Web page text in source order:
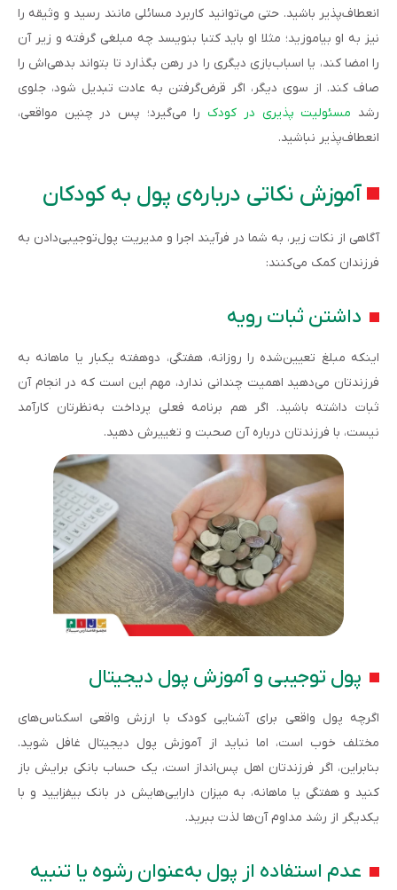
انعطاف‌پذیر باشید. حتی می‌توانید کاربرد مسائلی مانند رسید و وثیقه را
نیز به او بیاموزید؛ مثلا او باید کتبا بنویسد چه مبلغی گرفته و زیر آن‌
را امضا کند، یا اسباب‌بازی دیگری را در رهن بگذارد تا بتواند بدهی‌اش را
صاف کند. از سوی دیگر، اگر قرض‌گرفتن به عادت تبدیل شود، جلوی
رشد مسئولیت‌ پذیری در کودکرا می‌گیرد؛ پس در چنین مواقعی،
انعطاف‌پذیر نباشید.
آموزش نکاتی درباره‌ی پول به کودکان
آگاهی از نکات زیر، به شما در فرآیند اجرا و مدیریت پول‌توجیبی‌دادن به
فرزندان کمک می‌کنند:
داشتن ثبات رویه
اینکه مبلغ تعیین‌شده را روزانه، هفتگی، دوهفته یکبار یا ماهانه به
فرزندتان می‌دهید اهمیت چندانی ندارد، مهم این است که در انجام آن
ثبات داشته باشید. اگر هم برنامه فعلی پرداخت به‌نظرتان کارآمد
نیست، با فرزندتان درباره آن صحبت و تغییرش دهید.
پول توجیبی و آموزش پول دیجیتال
اگرچه پول واقعی برای آشنایی کودک با ارزش واقعی اسکناس‌های
مختلف خوب است، اما نباید از آموزش پول دیجیتال غافل شوید.
بنابراین، اگر فرزندتان اهل پس‌انداز است، یک حساب بانکی برایش باز
کنید و هفتگی یا ماهانه، به میزان دارایی‌هایش در بانک بیفزایید و با
یکدیگر از رشد مداوم آن‌ها لذت ببرید.
عدم استفاده از پول به‌عنوان رشوه یا تنبیه